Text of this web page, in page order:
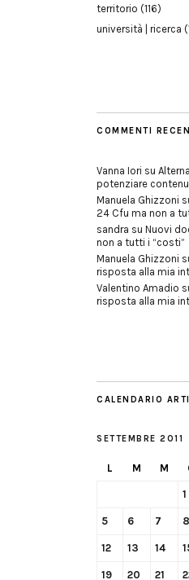
territorio (116)
università | ricerca
COMMENTI
Vanna Iori su
potenziare
Manuela Ghizzoni
24 Cfu ma non a
sandra su Nuovi
non a tutti i “costi”
Manuela Ghizzoni
risposta alla mia
Valentino Amadio
risposta alla mia
CALENDARIO
SETTEMBRE 2011
L M M
1
5 6 7 8
12 13 14
19 20 21